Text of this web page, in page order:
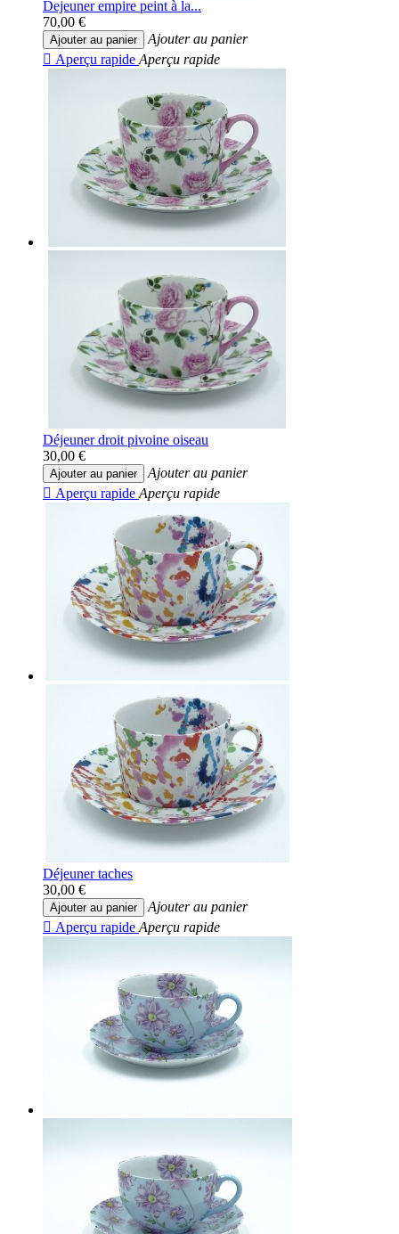
Dejeuner empire peint à la...
70,00 €
Ajouter au panier
Ajouter au panier
 Aperçu rapide Aperçu rapide
Déjeuner droit pivoine oiseau
30,00 €
Ajouter au panier
Ajouter au panier
 Aperçu rapide Aperçu rapide
Déjeuner taches
30,00 €
Ajouter au panier
Ajouter au panier
 Aperçu rapide Aperçu rapide